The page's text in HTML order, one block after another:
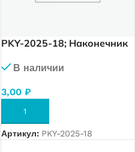
PKY-2025-18; Наконечник
(синий), упак. 500 шт.
В наличии
3,00 ₽
В КОРЗИНУ
Артикул: PKY-2025-18